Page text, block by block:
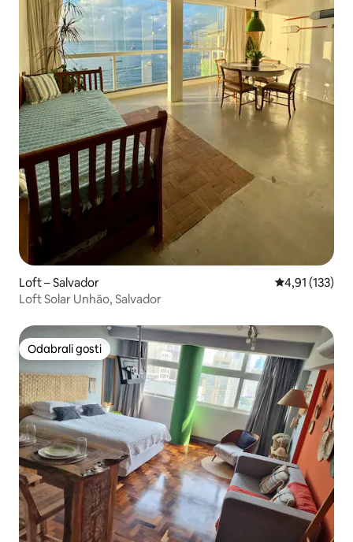
Loft – Salvador Prosječna
4,91 (133)
Loft Solar Unhão, Salvador
Odabrali gosti
Odabrali gosti